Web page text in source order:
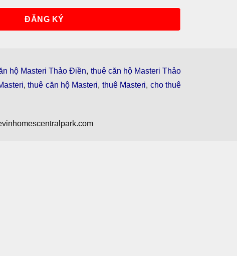
hộ Masteri Thảo Điền, thuê căn hộ Masteri Thảo
,thuê căn hộ Masteri, thuê Masteri, cho thuê